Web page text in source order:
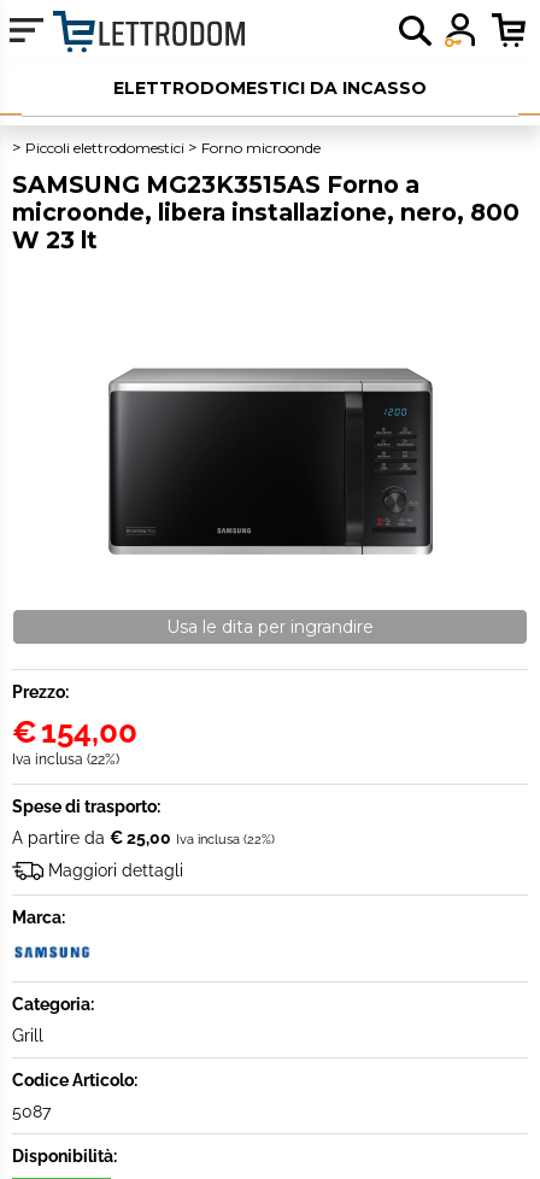
ELETTRODOMESTICI DA INCASSO
ELETTRODOMESTICI LIBERA INSTALLAZIONE
PICCOLI ELETTRODOMESTICI
Piccoli elettrodomestici Forno microonde
SAMSUNG MG23K3515AS Forno a
microonde, libera installazione, nero, 800
W 23 lt
Usa le dita per ingrandire
Prezzo:
€154,00
Iva inclusa (22%)
Spese di trasporto:
A partire da € 25,00 Iva inclusa (22%)
Maggiori dettagli
Marca:
Categoria:
Grill
Codice Articolo:
5087
Disponibilità: